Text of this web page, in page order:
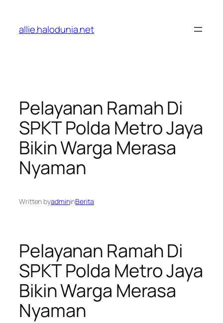
konten
allie.halodunia.net
Pelayanan Ramah Di
SPKT Polda Metro Jaya
Bikin Warga Merasa
Nyaman
Written byadmininBerita
Pelayanan Ramah Di
SPKT Polda Metro Jaya
Bikin Warga Merasa
Nyaman